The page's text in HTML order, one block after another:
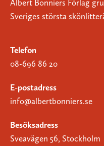
Albert Bonniers Förlag
Sveriges största
Telefon
08-696 86 20
E-postadress
info@albertbonniers.se
Besöksadress
Sveavägen 56, Stockholm